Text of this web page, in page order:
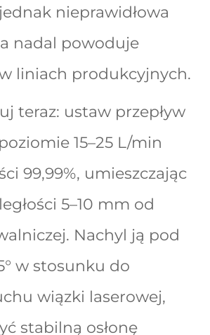
nieprawidłowa
nadal powoduje
liniach produkcyjnych.
teraz: ustaw przepływ
15–25 L/min
99,99%, umieszczając
5–10 mm od
Nachyl ją pod
w stosunku do
wiązki laserowej,
stabilną osłonę